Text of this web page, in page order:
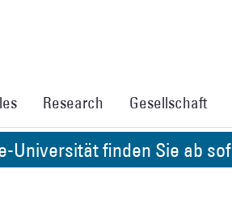
Research Gesellschaft
Universität finden Sie ab